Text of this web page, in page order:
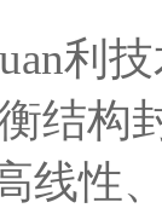
利
结构
线性